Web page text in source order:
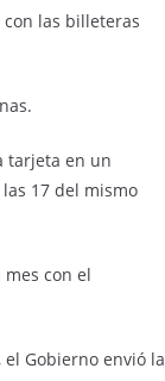
las billeteras
tarjeta en un
17 del mismo
con el
Gobierno envió la